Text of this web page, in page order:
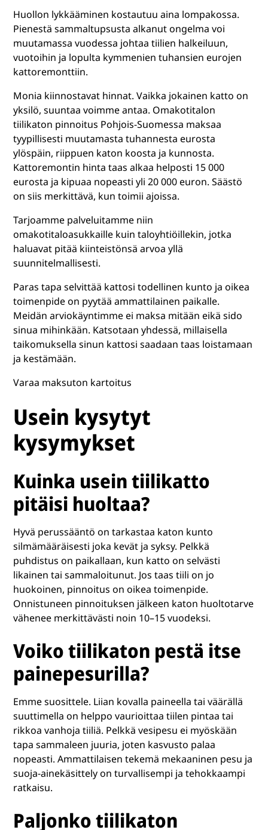
Huollon lykkääminen kostautuu aina lompakossa.
Pienestä sammaltupsusta alkanut ongelma voi
muutamassa vuodessa johtaa tiilien halkeiluun,
vuotoihin ja lopulta kymmenien tuhansien eurojen
kattoremonttiin.
Monia kiinnostavat hinnat. Vaikka jokainen katto on
yksilö, suuntaa voimme antaa. Omakotitalon
tiilikaton pinnoitus Pohjois-Suomessa maksaa
tyypillisesti muutamasta tuhannesta eurosta
ylöspäin, riippuen katon koosta ja kunnosta.
Kattoremontin hinta taas alkaa helposti 15 000
eurosta ja kipuaa nopeasti yli 20 000 euron. Säästö
on siis merkittävä, kun toimii ajoissa.
Tarjoamme palveluitamme niin
omakotitaloasukkaille kuin taloyhtiöillekin, jotka
haluavat pitää kiinteistönsä arvoa yllä
suunnitelmallisesti.
Paras tapa selvittää kattosi todellinen kunto ja oikea
toimenpide on pyytää ammattilainen paikalle.
Meidän arviokäyntimme ei maksa mitään eikä sido
sinua mihinkään. Katsotaan yhdessä, millaisella
taikomuksella sinun kattosi saadaan taas loistamaan
ja kestämään.
Varaa maksuton kartoitus
Usein kysytyt
kysymykset
Kuinka usein tiilikatto
pitäisi huoltaa?
Hyvä perussääntö on tarkastaa katon kunto
silmämääräisesti joka kevät ja syksy. Pelkkä
puhdistus on paikallaan, kun katto on selvästi
likainen tai sammaloitunut. Jos taas tiili on jo
huokoinen, pinnoitus on oikea toimenpide.
Onnistuneen pinnoituksen jälkeen katon huoltotarve
vähenee merkittävästi noin 10–15 vuodeksi.
Voiko tiilikaton pestä itse
painepesurilla?
Emme suosittele. Liian kovalla paineella tai väärällä
suuttimella on helppo vaurioittaa tiilen pintaa tai
rikkoa vanhoja tiiliä. Pelkkä vesipesu ei myöskään
tapa sammaleen juuria, joten kasvusto palaa
nopeasti. Ammattilaisen tekemä mekaaninen pesu ja
suoja-ainekäsittely on turvallisempi ja tehokkaampi
ratkaisu.
Paljonko tiilikaton